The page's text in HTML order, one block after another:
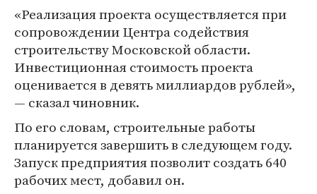
«Реализация проекта осуществляется при
сопровождении Центра содействия
строительству Московской области.
Инвестиционная стоимость проекта
оценивается в девять миллиардов рублей»,
— сказал чиновник.
По его словам, строительные работы
планируется завершить в следующем году.
Запуск предприятия позволит создать 640
рабочих мест, добавил он.